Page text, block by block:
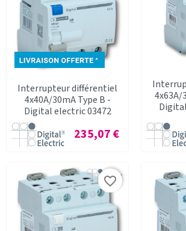
Interrupteur différentiel
4x40A/30mA Type B -
Digital electric 03472
Prix
235,07 €
4x63A/
favorite_border